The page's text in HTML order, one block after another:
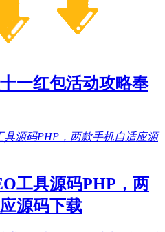
一红包活动攻略奉
工具源码PHP，两
源码下载